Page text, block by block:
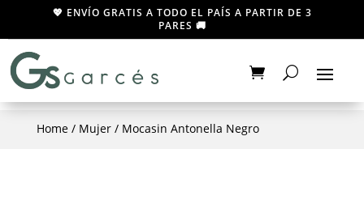
💖 ENVÍO GRATIS A TODO EL PAÍS A PARTIR DE 3
PARES 🚚
Home/ Mujer/ Mocasin Antonella Negro